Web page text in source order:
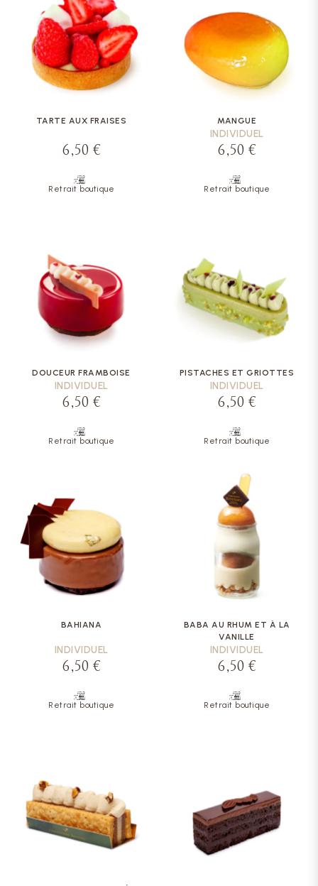
TARTE AUX FRAISES
6,50 €
Retrait boutique
MANGUE
INDIVIDUEL
6,50 €
Retrait boutique
DOUCEUR FRAMBOISE
INDIVIDUEL
6,50 €
Retrait boutique
PISTACHES ET GRIOTTES
INDIVIDUEL
6,50 €
Retrait boutique
BAHIANA
INDIVIDUEL
6,50 €
Retrait boutique
BABA AU RHUM ET À LA
VANILLE
INDIVIDUEL
6,50 €
Retrait boutique